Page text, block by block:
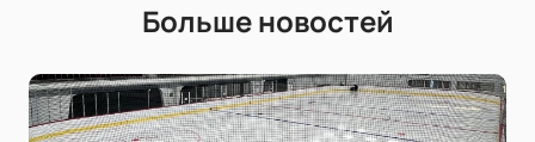
Больше новостей